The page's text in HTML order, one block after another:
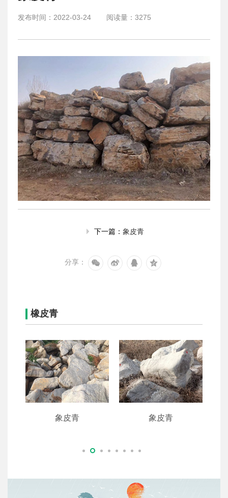
发布时间： 2022-03-24 阅读量： 3275
下一篇： 象皮青
分享：
橡皮青
象皮青 象皮青